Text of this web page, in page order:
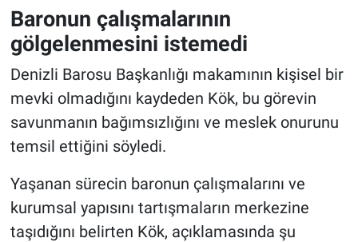
Baronun çalışmalarının
gölgelenmesini istemedi
Denizli Barosu Başkanlığı makamının kişisel bir
mevki olmadığını kaydeden Kök, bu görevin
savunmanın bağımsızlığını ve meslek onurunu
temsil ettiğini söyledi.
Yaşanan sürecin baronun çalışmalarını ve
kurumsal yapısını tartışmaların merkezine
taşıdığını belirten Kök, açıklamasında şu